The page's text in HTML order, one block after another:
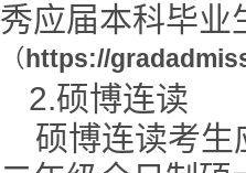
秀应届本科毕业
（ https://
2.硕博连读
硕博连读考生